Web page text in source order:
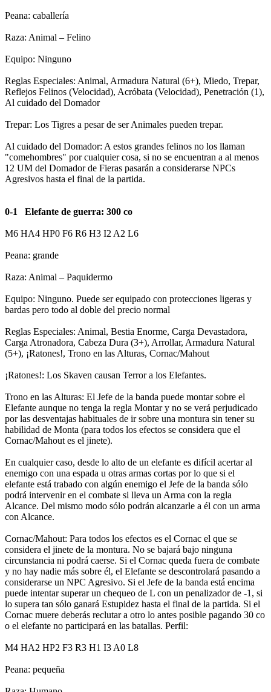
Peana: caballería
Raza: Animal – Felino
Equipo: Ninguno
Reglas Especiales: Animal, Armadura Natural (6+), Miedo, Trepar,
Reflejos Felinos (Velocidad), Acróbata (Velocidad), Penetración (1),
Al cuidado del Domador
Trepar: Los Tigres a pesar de ser Animales pueden trepar.
Al cuidado del Domador: A estos grandes felinos no los llaman
"comehombres" por cualquier cosa, si no se encuentran a al menos
12 UM del Domador de Fieras pasarán a considerarse NPCs
Agresivos hasta el final de la partida.
0-1 Elefante de guerra: 300 co
M6 HA4 HP0 F6 R6 H3 I2 A2 L6
Peana: grande
Raza: Animal – Paquidermo
Equipo: Ninguno. Puede ser equipado con protecciones ligeras y
bardas pero todo al doble del precio normal
Reglas Especiales: Animal, Bestia Enorme, Carga Devastadora,
Carga Atronadora, Cabeza Dura (3+), Arrollar, Armadura Natural
(5+), ¡Ratones!, Trono en las Alturas, Cornac/Mahout
¡Ratones!: Los Skaven causan Terror a los Elefantes.
Trono en las Alturas: El Jefe de la banda puede montar sobre el
Elefante aunque no tenga la regla Montar y no se verá perjudicado
por las desventajas habituales de ir sobre una montura sin tener su
habilidad de Monta (para todos los efectos se considera que el
Cornac/Mahout es el jinete).
En cualquier caso, desde lo alto de un elefante es difícil acertar al
enemigo con una espada u otras armas cortas por lo que si el
elefante está trabado con algún enemigo el Jefe de la banda sólo
podrá intervenir en el combate si lleva un Arma con la regla
Alcance. Del mismo modo sólo podrán alcanzarle a él con un arma
con Alcance.
Cornac/Mahout: Para todos los efectos es el Cornac el que se
considera el jinete de la montura. No se bajará bajo ninguna
circunstancia ni podrá caerse. Si el Cornac queda fuera de combate
y no hay nadie más sobre él, el Elefante se descontrolará pasando a
considerarse un NPC Agresivo. Si el Jefe de la banda está encima
puede intentar superar un chequeo de L con un penalizador de -1, si
lo supera tan sólo ganará Estupidez hasta el final de la partida. Si el
Cornac muere deberás reclutar a otro lo antes posible pagando 30 co
o el elefante no participará en las batallas. Perfil:
M4 HA2 HP2 F3 R3 H1 I3 A0 L8
Peana: pequeña